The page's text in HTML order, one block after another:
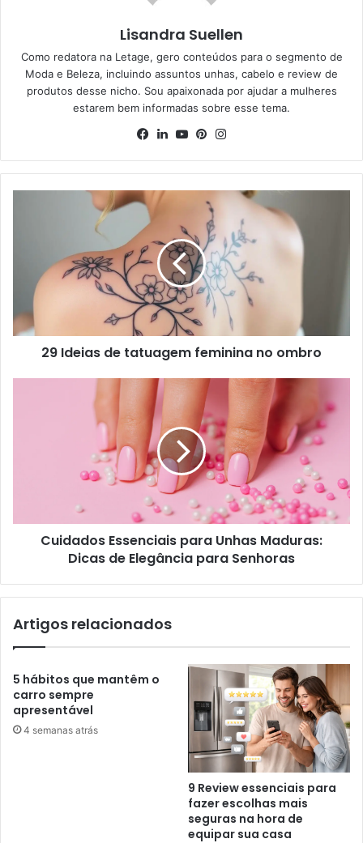
Lisandra Suellen
Como redatora na Letage, gero conteúdos para o segmento de
Moda e Beleza, incluindo assuntos unhas, cabelo e review de
produtos desse nicho. Sou apaixonada por ajudar a mulheres
estarem bem informadas sobre esse tema.
Facebook
Linkedin
YouTubePinterest
29 Ideias de tatuagem feminina no ombro
Cuidados Essenciais para Unhas Maduras:
Dicas de Elegância para Senhoras
Artigos relacionados
5 hábitos que mantêm o
carro sempre
apresentável
4 semanas atrás
9 Review essenciais para
fazer escolhas mais
seguras na hora de
equipar sua casa